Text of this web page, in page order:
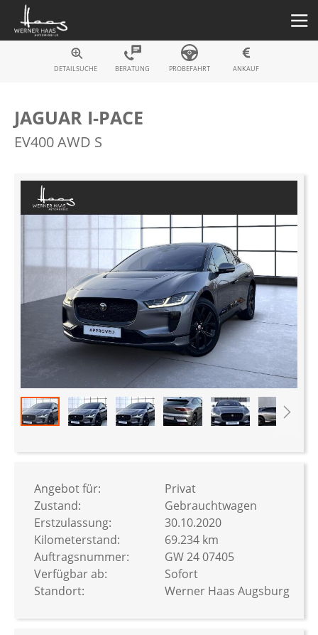
Fahrzeugsuche
DETAILSUCHE BERATUNG PROBEFAHRT ANKAUF
JAGUAR I-PACE
EV400 AWD S
Zum
Ende
der
Bildergalerie
Anfang
Bildergalerie
springen
Angebot für:
Privat
Zustand:
Gebrauchtwagen
Erstzulassung:
30.10.2020
Kilometerstand:
69.234 km
Auftragsnummer:
GW 24 07405
Verfügbar ab:
Sofort
Standort:
Werner Haas Augsburg